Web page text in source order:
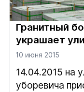
Гранитный
украшает
Уборевича.
10 июня 2015
14.04.2015 на
уборевича